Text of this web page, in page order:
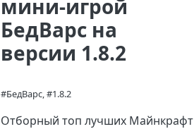
мини-игрой
БедВарс на
версии 1.8.2
#БедВарс, #1.8.2
Отборный топ лучших Майнкрафт